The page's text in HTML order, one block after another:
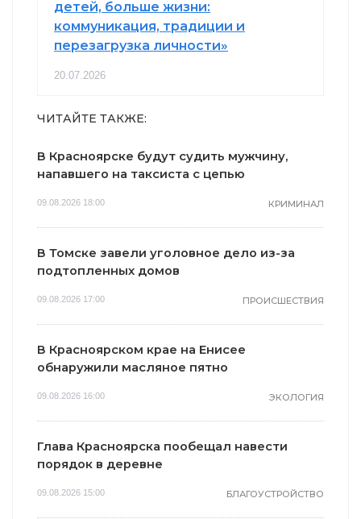
детей, больше жизни:
коммуникация, традиции и
перезагрузка личности»
20.07.2026
ЧИТАЙТЕ ТАКЖЕ:
В Красноярске будут судить мужчину,
напавшего на таксиста с цепью
09.08.2026 18:00 КРИМИНАЛ
В Томске завели уголовное дело из-за
подтопленных домов
09.08.2026 17:00 ПРОИСШЕСТВИЯ
В Красноярском крае на Енисее
обнаружили масляное пятно
09.08.2026 16:00 ЭКОЛОГИЯ
Глава Красноярска пообещал навести
порядок в деревне
09.08.2026 15:00 БЛАГОУСТРОЙСТВО